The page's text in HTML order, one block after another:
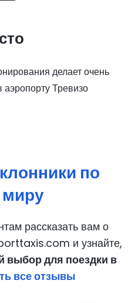
делает очень
аэропорту Тревизо
по
рассказать вам о
и узнайте,
выбор для поездки в
все отзывы